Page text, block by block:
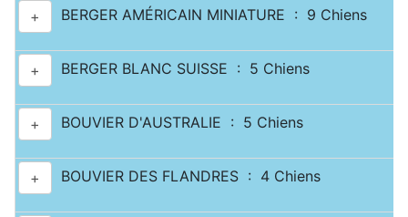
+ BERGER AMÉRICAIN MINIATURE : 9 Chiens
+ BERGER BLANC SUISSE : 5 Chiens
+ BOUVIER D'AUSTRALIE : 5 Chiens
+ BOUVIER DES FLANDRES : 4 Chiens